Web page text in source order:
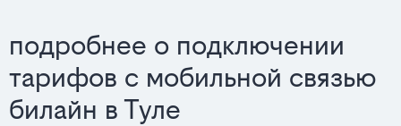
подробнее о подключении
тарифов с мобильной связью
билайн в Туле